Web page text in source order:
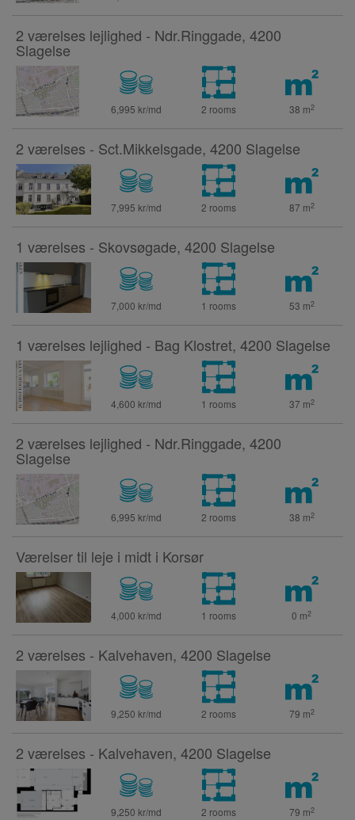
2 værelses lejlighed - Ndr.Ringgade, 4200
Slagelse
6,995 kr/md 2 rooms 38 m2
2 værelses - Sct.Mikkelsgade, 4200 Slagelse
7,995 kr/md 2 rooms 87 m2
1 værelses - Skovsøgade, 4200 Slagelse
7,000 kr/md 1 rooms 53 m2
1 værelses lejlighed - Bag Klostret, 4200 Slagelse
4,600 kr/md 1 rooms 37 m2
2 værelses lejlighed - Ndr.Ringgade, 4200
Slagelse
6,995 kr/md 2 rooms 38 m2
Værelser til leje i midt i Korsør
4,000 kr/md 1 rooms 0 m2
2 værelses - Kalvehaven, 4200 Slagelse
9,250 kr/md 2 rooms 79 m2
2 værelses - Kalvehaven, 4200 Slagelse
9,250 kr/md 2 rooms 79 m2